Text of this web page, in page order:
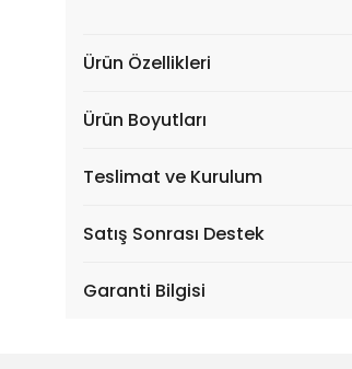
Ürün Özellikleri
Ürün Boyutları
Teslimat ve Kurulum
Satış Sonrası Destek
Garanti Bilgisi